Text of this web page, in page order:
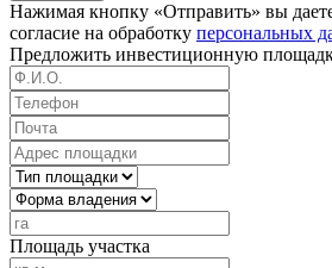
Нажимая кнопку «Отправить» вы
согласие на обработку персональных
Предложить инвестиционную
Площадь участка